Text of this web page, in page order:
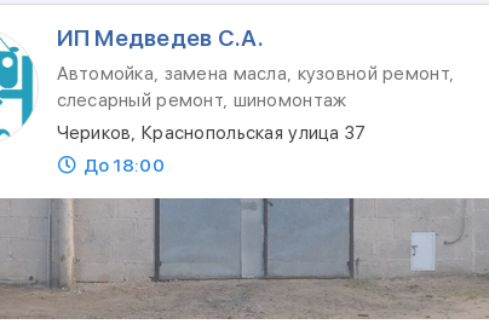
ИП Медведев С.А.
Автомойка, замена масла, кузовной ремонт,
слесарный ремонт, шиномонтаж
Чериков, Краснопольская улица 37
До 18:00